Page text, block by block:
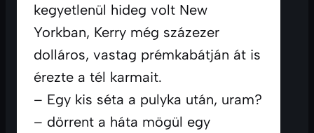
kegyetlenül hideg volt New
Yorkban, Kerry még százezer
dolláros, vastag prémkabátján át is
érezte a tél karmait.
– Egy kis séta a pulyka után, uram?
– dörrent a háta mögül egy